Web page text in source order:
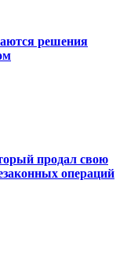
решения
продал свою
операций